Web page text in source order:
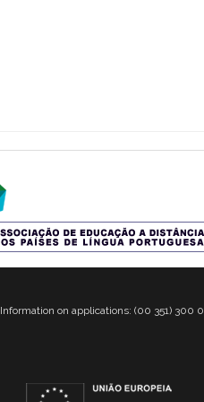
Information on applications: (00 351) 300